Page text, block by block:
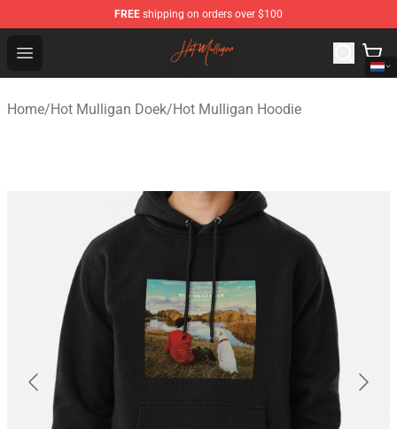
FREE shipping on orders over $100
Open menu
Hot Mulligan Shop - Official Hot Mulligan Merchandise
Home/Hot Mulligan Doek/Hot Mulligan Hoodie